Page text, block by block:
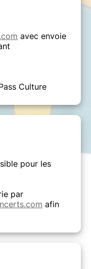
avec envoie
Culture
pour les
par
afin